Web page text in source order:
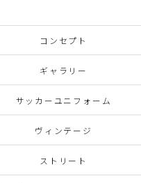
コンセプト
ギャラリー
サッカーユニフォーム
ヴィンテージ
ストリート